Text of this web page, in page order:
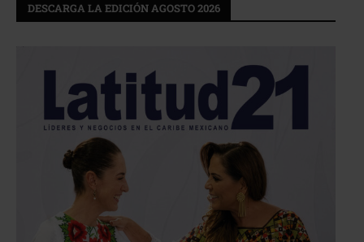
DESCARGA LA EDICIÓN AGOSTO 2026